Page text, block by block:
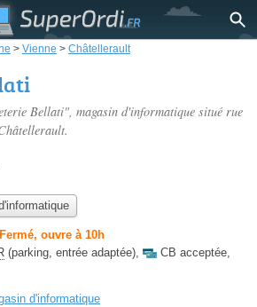
> Vienne > Châtellerault
Bellati", magasin d'informatique situé rue
Fermé, ouvre à 10h
(parking, entrée adaptée), CB acceptée,
d'informatique